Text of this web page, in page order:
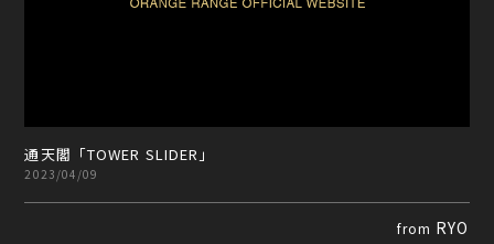
通天閣「TOWER SLIDER」
2023/04/09
from RYO